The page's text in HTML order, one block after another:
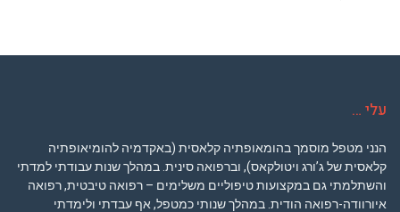
עלי …
הנני מטפל מוסמך בהומאופתיה קלאסית (באקדמיה להומיאופתיה
קלאסית של ג’ורג ויטולקאס), וברפואה סינית. במהלך שנות עבודתי למדתי
והשתלמתי גם במקצועות טיפוליים משלימים – רפואה טיבטית, רפואה
איורוודה-רפואה הודית. במהלך שנותי כמטפל, אף עבדתי ולימדתי